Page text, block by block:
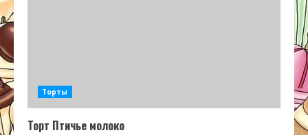
Торты
Торт Птичье молоко